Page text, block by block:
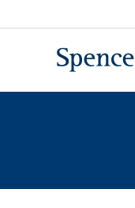
to